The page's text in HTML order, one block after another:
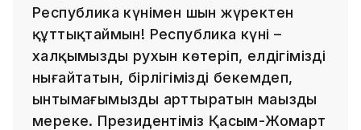
Республика күнімен шын жүректен
құттықтаймын! Республика күні –
халқымыздың рухын көтеріп, елдігімізді
нығайтатын, бірлігімізді бекемдеп,
ынтымағымызды арттыратын маңызды
мереке. Президентіміз Қасым-Жомарт